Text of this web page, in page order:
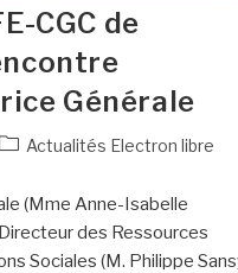
CGC de
Générale
Actualités Electron libre
(Mme Anne-Isabelle
des Ressources
Sociales (M. Philippe